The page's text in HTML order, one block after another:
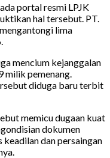
portal resmi LPJK
hal tersebut. PT.
lima
mencium kejanggalan
milik pemenang.
diduga baru terbit
memicu dugaan kuat
dokumen
keadilan dan persaingan